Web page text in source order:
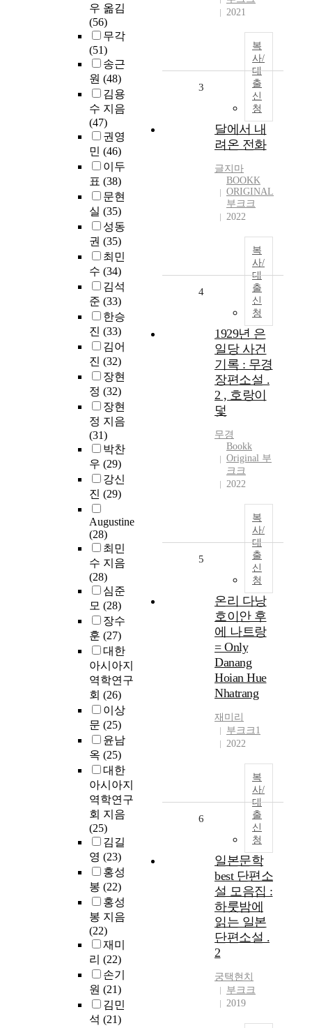
우 옮김
(56)
무각
(51)
송근
원 (48)
김용
수 지음
(47)
권영
민 (46)
이두
표 (38)
문현
실 (35)
성동
권 (35)
최민
수 (34)
김석
준 (33)
한승
진 (33)
김어
진 (32)
장현
정 (32)
장현
정 지음
(31)
박찬
우 (29)
강신
진 (29)
Augustine
(28)
최민
수 지음
(28)
심준
모 (28)
장수
훈 (27)
대한
아시아지
역학연구
회 (26)
이상
문 (25)
윤남
옥 (25)
대한
아시아지
역학연구
회 지음
(25)
김길
영 (23)
홍성
봉 (22)
홍성
봉 지음
(22)
재미
리 (22)
손기
원 (21)
김민
석 (21)
2021
복
사/
대
출
신
청
3
달에서 내
려온 전화
글지마
BOOKK
ORIGINAL
부크크
2022
복
사/
대
출
신
청
4
1929년 은
일당 사건
기록 : 무경
장편소설 .
2 , 호랑이
덫
무경
Bookk
Original 부
크크
2022
복
사/
대
출
신
청
5
온리 다낭
호이안 후
에 나트랑
= Only
Danang
Hoian Hue
Nhatrang
재미리
부크크1
2022
복
사/
대
출
신
청
6
일본문학
best 단편소
설 모음집 :
하룻밤에
읽는 일본
단편소설 .
2
궁택현치
부크크
2019